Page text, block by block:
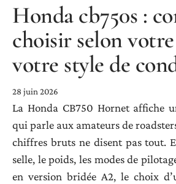
Honda cb750s :
choisir selon
votre style de
28 juin 2026
La Honda CB750 Hornet affiche
qui parle aux amateurs de
chiffres bruts ne disent pas tout.
selle, le poids, les modes de
en version bridée A2, le choix